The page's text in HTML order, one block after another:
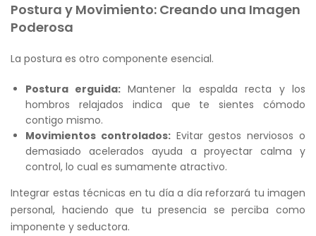
Postura y Movimiento: Creando una Imagen
Poderosa
La postura es otro componente esencial.
Postura erguida: Mantener la espalda recta y los
hombros relajados indica que te sientes cómodo
contigo mismo.
Movimientos controlados:Evitar gestos nerviosos o
demasiado acelerados ayuda a proyectar calma y
control, lo cual es sumamente atractivo.
Integrar estas técnicas en tu día a día reforzará tu imagen
personal, haciendo que tu presencia se perciba como
imponente y seductora.